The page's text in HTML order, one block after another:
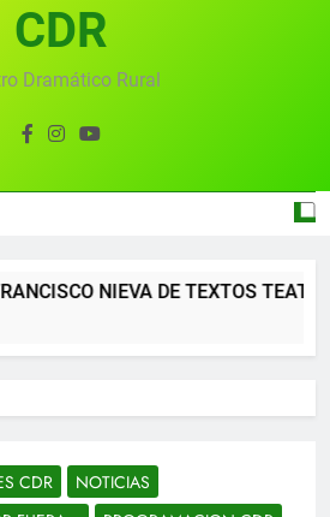
CDR
Dramático Rural
NIEVA DE TEXTOS
CDR
NOTICIAS